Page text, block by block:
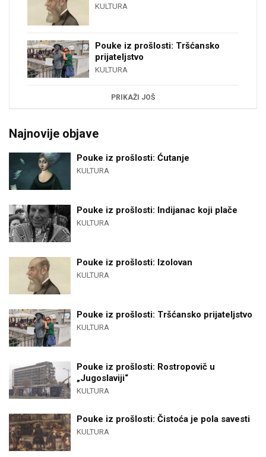
KULTURA
Pouke iz prošlosti: Tršćansko
prijateljstvo
KULTURA
PRIKAŽI JOŠ
Najnovije objave
Pouke iz prošlosti: Ćutanje
KULTURA
Pouke iz prošlosti: Indijanac koji plače
KULTURA
Pouke iz prošlosti: Izolovan
KULTURA
Pouke iz prošlosti: Tršćansko prijateljstvo
KULTURA
Pouke iz prošlosti: Rostropovič u
„Jugoslaviji“
KULTURA
Pouke iz prošlosti: Čistoća je pola savesti
KULTURA